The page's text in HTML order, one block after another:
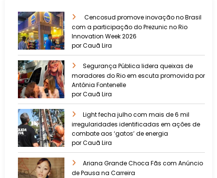
Cencosud promove inovação no Brasil
com a participação do Prezunic no Rio
Innovation Week 2026
por Cauã Lira
​Segurança Pública lidera queixas de
moradores do Rio em escuta promovida por
Antônia Fontenelle
por Cauã Lira
Light fecha julho com mais de 6 mil
irregularidades identificadas em ações de
combate aos ‘gatos’ de energia
por Cauã Lira
Ariana Grande Choca Fãs com Anúncio
de Pausa na Carreira